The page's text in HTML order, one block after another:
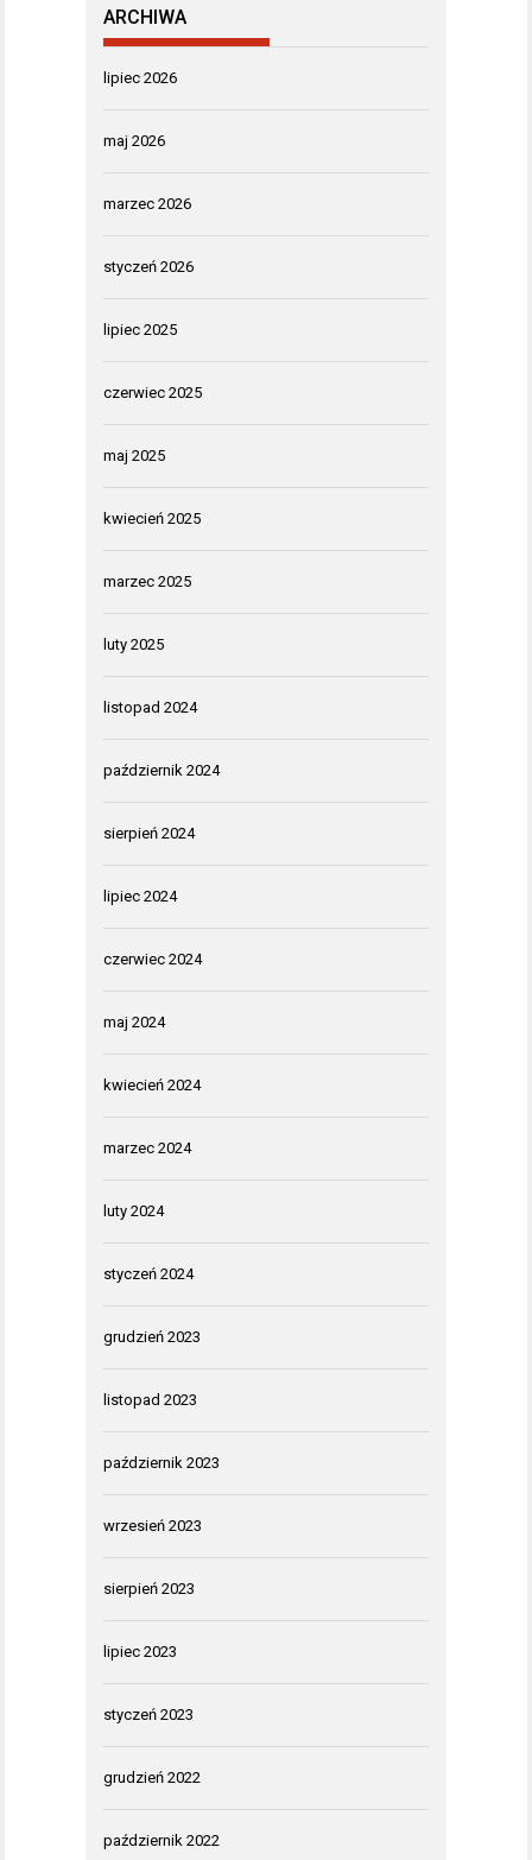
ARCHIWA
lipiec 2026
maj 2026
marzec 2026
styczeń 2026
lipiec 2025
czerwiec 2025
maj 2025
kwiecień 2025
marzec 2025
luty 2025
listopad 2024
październik 2024
sierpień 2024
lipiec 2024
czerwiec 2024
maj 2024
kwiecień 2024
marzec 2024
luty 2024
styczeń 2024
grudzień 2023
listopad 2023
październik 2023
wrzesień 2023
sierpień 2023
lipiec 2023
styczeń 2023
grudzień 2022
październik 2022